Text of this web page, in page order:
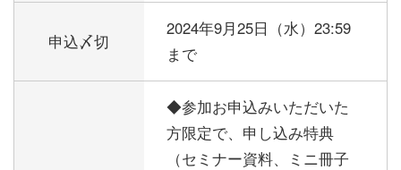
申込〆切
2024年9月25日（水）23:59
まで
◆参加お申込みいただいた
方限定で、申し込み特典
（セミナー資料、ミニ冊子